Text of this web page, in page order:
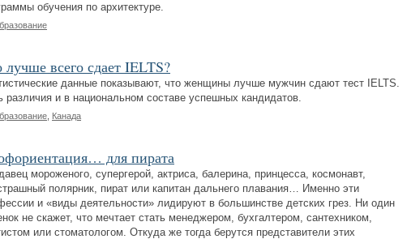
обучения по архитектуре.
лучше всего сдает IELTS?
данные показывают, что женщины лучше мужчин сдают тест IELTS.
различия и в национальном составе успешных кандидатов.
Канада
для пирата
мороженого, супергерой, актриса, балерина, принцесса, космонавт,
полярник, пират или капитан дальнего плавания… Именно эти
и «виды деятельности» лидируют в большинстве детских грез. Ни один
не скажет, что мечтает стать менеджером, бухгалтером, сантехником,
или стоматологом. Откуда же тогда берутся представители этих